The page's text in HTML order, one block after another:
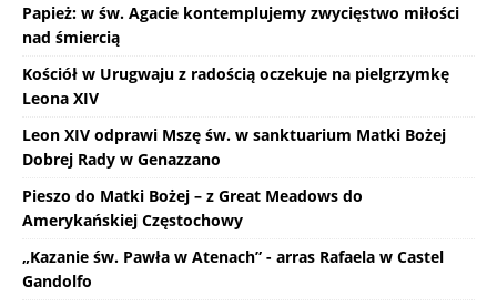
Papież: w św. Agacie kontemplujemy zwycięstwo miłości
nad śmiercią
Kościół w Urugwaju z radością oczekuje na pielgrzymkę
Leona XIV
Leon XIV odprawi Mszę św. w sanktuarium Matki Bożej
Dobrej Rady w Genazzano
Pieszo do Matki Bożej – z Great Meadows do
Amerykańskiej Częstochowy
„Kazanie św. Pawła w Atenach” - arras Rafaela w Castel
Gandolfo